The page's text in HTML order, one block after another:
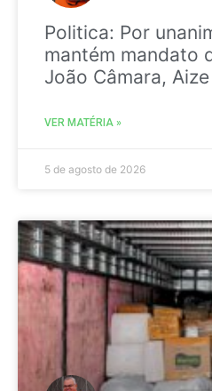
Politica: Por
mantém mandato
João Câmara,
VER MATÉRIA »
5 de agosto de 2026